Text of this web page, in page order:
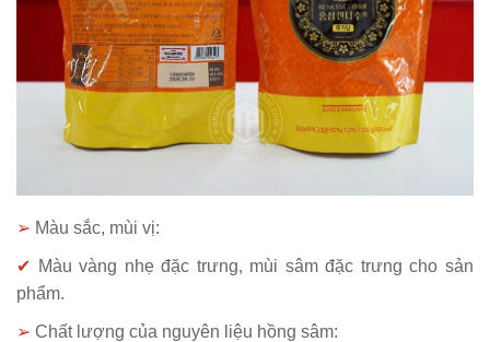
➢ Màu sắc, mùi vị:
✔ Màu vàng nhẹ đặc trưng, mùi sâm đặc trưng cho sản
phẩm.
➢ Chất lượng của nguyên liệu hồng sâm: